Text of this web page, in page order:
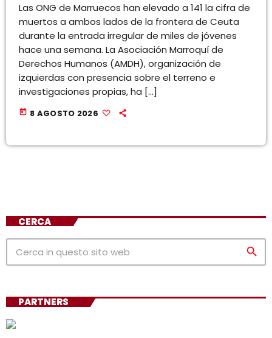
Las ONG de Marruecos han elevado a 141 la cifra de
muertos a ambos lados de la frontera de Ceuta
durante la entrada irregular de miles de jóvenes
hace una semana. La Asociación Marroquí de
Derechos Humanos (AMDH), organización de
izquierdas con presencia sobre el terreno e
investigaciones propias, ha […]
today 8 AGOSTO 2026
CERCA
search
PARTNERS